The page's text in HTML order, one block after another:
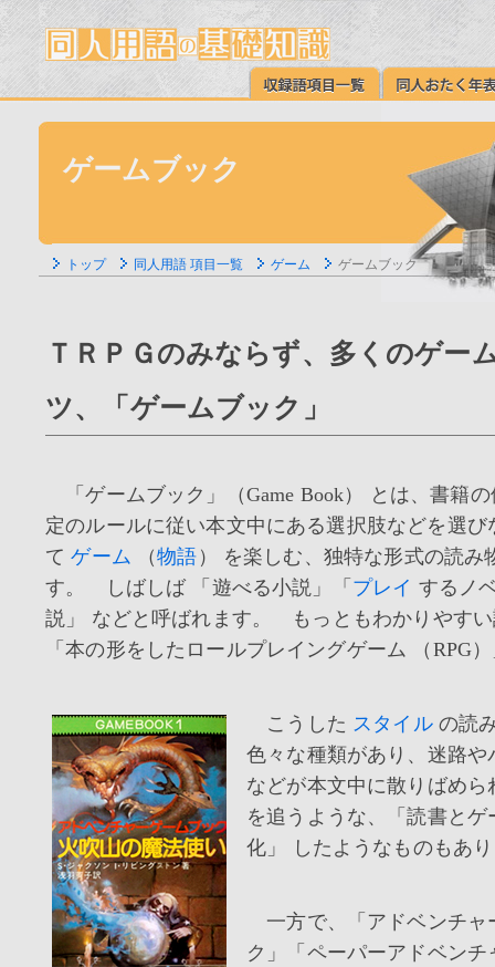
ゲームブック
トップ 同人用語 項目一覧 ゲーム ゲームブック
ＴＲＰＧのみならず、多くのゲー
ツ、「ゲームブック」
「ゲームブック」（Game Book） とは、書籍
定のルールに従い本文中にある選択肢などを選び
てゲーム （物語 ） を楽しむ、独特な形式の読み
す。 しばしば 「遊べる小説」「 プレイ するノ
説」 などと呼ばれます。 もっともわかりやす
「本の形をしたロールプレイングゲーム （RPG
こうした スタイルの読
色々な種類があり、迷路や
などが本文中に散りばめら
を追うような、「読書とゲ
化」 したようなものもあ
一方で、「アドベンチャ
ク」「ペーパーアドベン